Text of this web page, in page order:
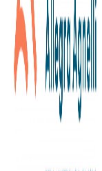
Raccolta
contro il